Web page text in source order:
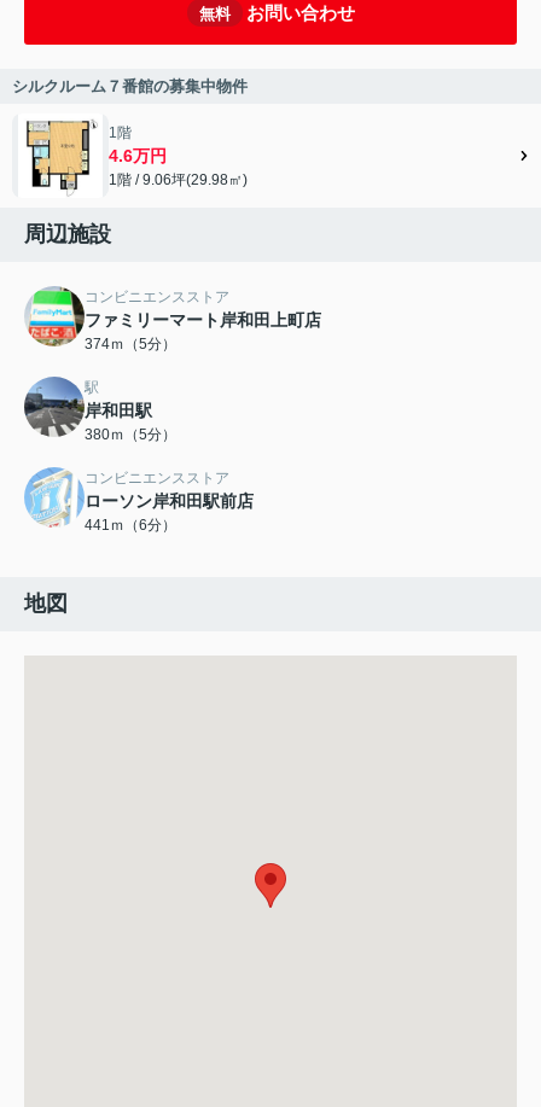
無料 お問い合わせ
シルクルーム７番館の募集中物件
1階
4.6万円
1階 / 9.06坪(29.98㎡)
周辺施設
コンビニエンスストア
ファミリーマート岸和田上町店
374ｍ（5分）
駅
岸和田駅
380ｍ（5分）
コンビニエンスストア
ローソン岸和田駅前店
441ｍ（6分）
地図